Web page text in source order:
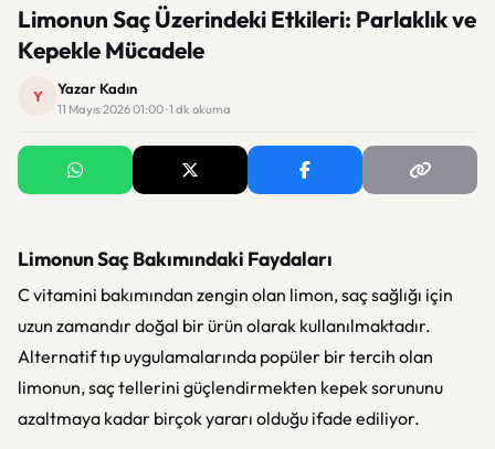
Limonun Saç Üzerindeki Etkileri: Parlaklık ve
Kepekle Mücadele
Y Yazar Kadın
11 Mayıs 2026 01:00 · 1 dk okuma
Limonun Saç Bakımındaki Faydaları
C vitamini bakımından zengin olan limon, saç sağlığı için
uzun zamandır doğal bir ürün olarak kullanılmaktadır.
Alternatif tıp uygulamalarında popüler bir tercih olan
limonun, saç tellerini güçlendirmekten kepek sorununu
azaltmaya kadar birçok yararı olduğu ifade ediliyor.